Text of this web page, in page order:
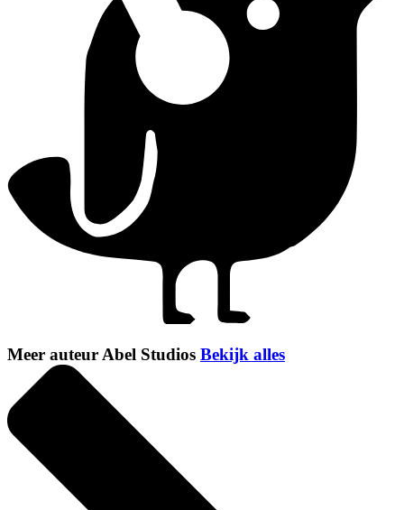
Meer auteur Abel Studios Bekijk alles